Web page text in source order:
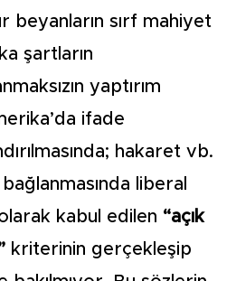
beyanların sırf mahiyet
şartların
yaptırım
ifade
hakaret vb.
liberal
kabul edilen “açık
kriterinin gerçekleşip